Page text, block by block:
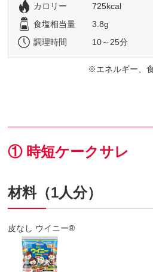
カロリー
725kcal
食塩相当量
3.8g
調理時間
10～25分
エネルギー、
① 時短ケークサレ
材料（1人分）
皮なし ウイニー®